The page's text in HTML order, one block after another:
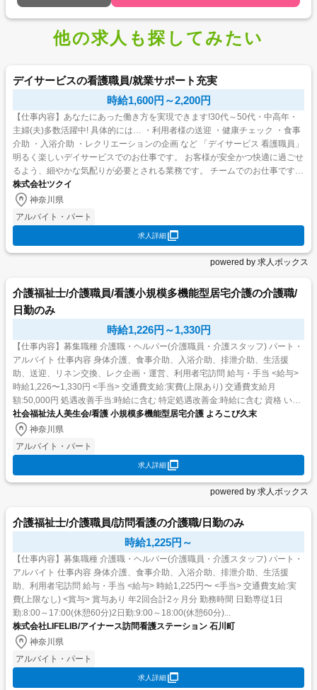
他の求人も探してみたい
デイサービスの看護職員/就業サポート充実
時給1,600円～2,200円
【仕事内容】あなたにあった働き方を実現できます!30代～50代・中高年・
主婦(夫)多数活躍中! 具体的には… ・利用者様の送迎 ・健康チェック ・食事
介助 ・入浴介助 ・レクリエーションの企画 など 「デイサービス 看護職員」
明るく楽しいデイサービスでのお仕事です。 お客様が安全かつ快適に過ごせ
るよう、細やかな気配りが必要とされる業務です。 チームでのお仕事ですの
で、未経験の方・ブランクの...
株式会社ツクイ
神奈川県
アルバイト・パート
求人詳細
powered by 求人ボックス
介護福祉士/介護職員/看護小規模多機能型居宅介護の介護職/
日勤のみ
時給1,226円～1,330円
【仕事内容】募集職種 介護職・ヘルパー(介護職員・介護スタッフ) パート・
アルバイト 仕事内容 身体介護、食事介助、入浴介助、排泄介助、生活援
助、送迎、リネン交換、レク企画・運営、利用者宅訪問 給与・手当 <給与>
時給1,226〜1,330円 <手当> 交通費支給:実費(上限あり) 交通費支給月
額:50,000円 処遇改善手当:時給に含む 特定処遇改善金:時給に含む 資格 いず
れか...
社会福祉法人美生会/看護 小規模多機能型居宅介護 よろこび久末
神奈川県
アルバイト・パート
求人詳細
powered by 求人ボックス
介護福祉士/介護職員/訪問看護の介護職/日勤のみ
時給1,225円～
【仕事内容】募集職種 介護職・ヘルパー(介護職員・介護スタッフ) パート・
アルバイト 仕事内容 身体介護、食事介助、入浴介助、排泄介助、生活援
助、利用者宅訪問 給与・手当 <給与> 時給1,225円〜 <手当> 交通費支給:実
費(上限なし) <賞与> 賞与あり 年2回合計2ヶ月分 勤務時間 日勤専従1日
勤:8:00～17:00(休憩60分)2日勤:9:00～18:00(休憩60分)...
株式会社LIFELIB/アイナース訪問看護ステーション 石川町
神奈川県
アルバイト・パート
求人詳細